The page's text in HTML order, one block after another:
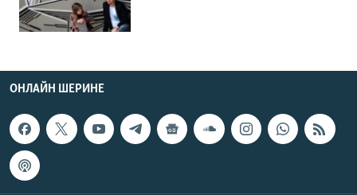
ОНЛАЙН ШЕРИНЕ